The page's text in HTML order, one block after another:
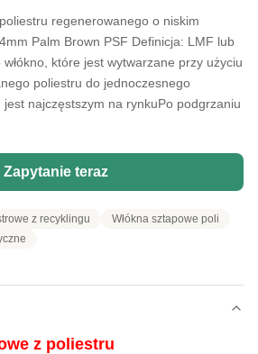
regenerowanego o niskim
Palm Brown PSF Definicja: LMF lub
które jest wytwarzane przy użyciu
poliestru do jednoczesnego
jest najczęstszym na rynkuPo podgrzaniu
Zapytanie teraz
z recyklingu
Włókna sztapowe poli
z poliestru